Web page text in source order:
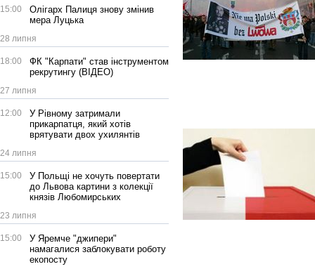
15:00
Олігарх Палиця знову змінив
мера Луцька
28 липня
18:00
ФК "Карпати" став інструментом
рекрутингу (ВІДЕО)
27 липня
12:00
У Рівному затримали
прикарпатця, який хотів
врятувати двох ухилянтів
24 липня
15:00
У Польщі не хочуть повертати
до Львова картини з колекції
князів Любомирських
23 липня
15:00
У Яремче "джипери"
намагалися заблокувати роботу
екопосту